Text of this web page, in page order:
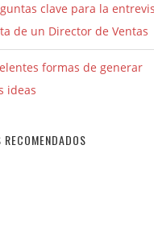
clave para la
de un Director de Ventas
formas de generar
ideas